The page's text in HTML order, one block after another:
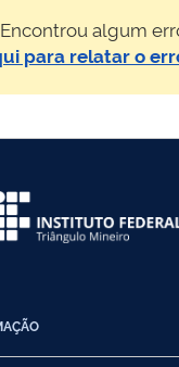
Encontrou algum
para relatar o